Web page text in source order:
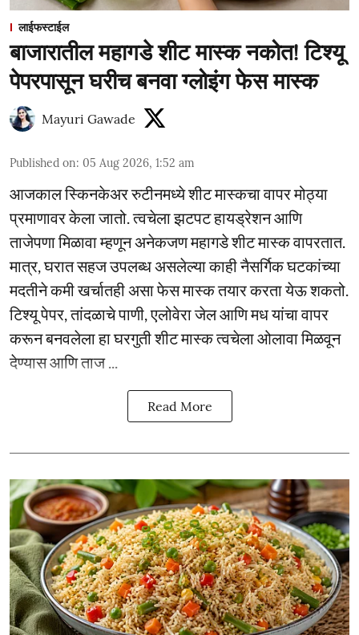
लाईफस्टाईल
बाजारातील महागडे शीट मास्क नकोत! टिश्यू
पेपरपासून घरीच बनवा ग्लोइंग फेस मास्क
Mayuri Gawade
Published on: 05 Aug 2026, 1:52 am
आजकाल स्किनकेअर रुटीनमध्ये शीट मास्कचा वापर मोठ्या
प्रमाणावर केला जातो. त्वचेला झटपट हायड्रेशन आणि
ताजेपणा मिळावा म्हणून अनेकजण महागडे शीट मास्क वापरतात.
मात्र, घरात सहज उपलब्ध असलेल्या काही नैसर्गिक घटकांच्या
मदतीने कमी खर्चातही असा फेस मास्क तयार करता येऊ शकतो.
टिश्यू पेपर, तांदळाचे पाणी, एलोवेरा जेल आणि मध यांचा वापर
करून बनवलेला हा घरगुती शीट मास्क त्वचेला ओलावा मिळवून
देण्यास आणि ताज ...
Read More